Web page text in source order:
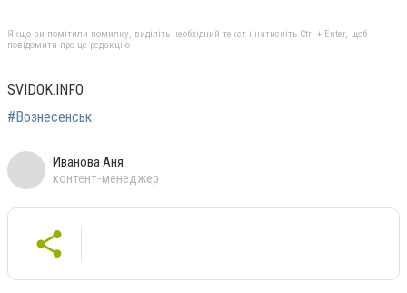
Якщо ви помітили помилку, виділіть необхідний текст і натисніть Ctrl + Enter, щоб
повідомити про це редакцію
SVIDOK.INFO
#Вознесенськ
Иванова Аня
контент-менеджер